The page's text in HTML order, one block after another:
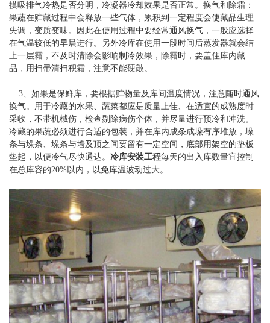
摸吸排气冷热是否分明，冷凝器冷却效果是否正常。 换气和除霜：
果蔬在贮藏过程中会释放一些气体，累积到一定程度会使藏品生理
失调，变质变味。因此在使用过程中要经常通风换气，一般应选择
在气温较低的早晨进行。另外冷库在使用一段时间后蒸发器就会结
上一层霜，不及时清除会影响制冷效果，除霜时，要盖住库内藏
品，用扫帚清扫积霜，注意不能硬敲。
3、如果是保鲜库，要根据贮物量及库间温度情况，注意随时通风
换气。 用于冷藏的水果、蔬菜都应是质量上佳、在适宜的成熟度时
采收，不带机械伤，检查剔除病伤个体，并尽量进行预冷和冲洗。
冷藏的果蔬必须进行合适的包装，并在库内成条成垛有序堆放，垛
条与垛条、垛条与墙及顶之间要留有一定空间，底部用架空的垫板
垫起，以便冷气尽快通达。 冷库安装工程每天的出入库数量宜控制
在总库容的20%以内，以免库温波动过大。